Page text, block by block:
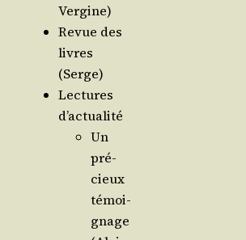
Vergine)
Revue des
livres
(Serge)
Lec­tures
d’actualité
Un
pré­
cieux
témoi­
gnage